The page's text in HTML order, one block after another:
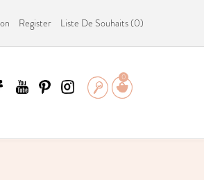
Register Liste De Souhaits (0)
0